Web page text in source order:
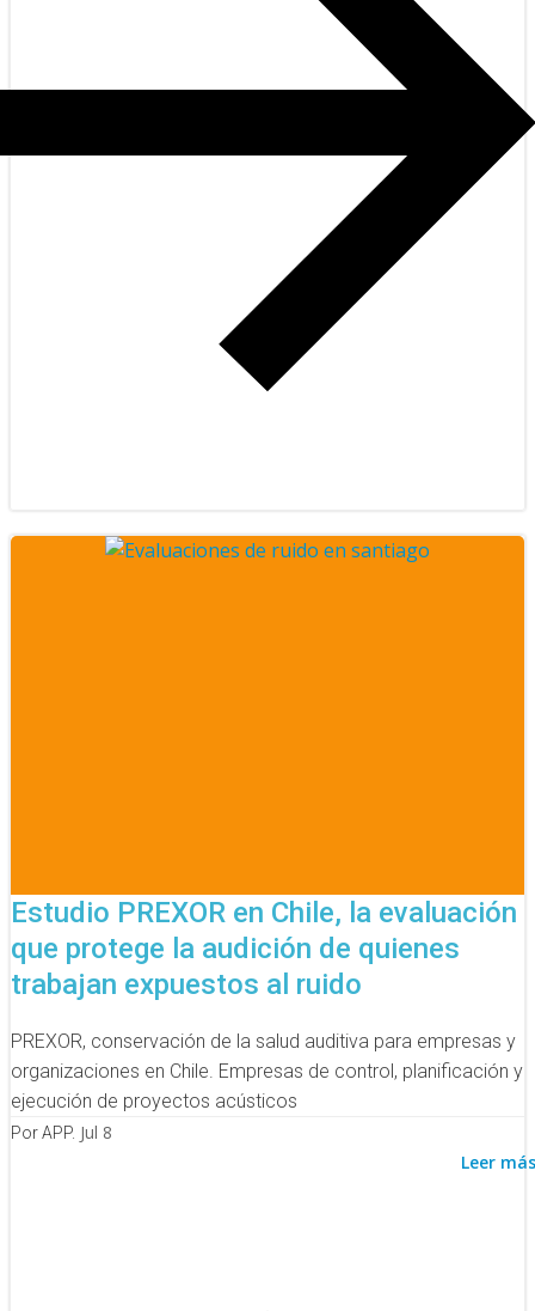
Estudio PREXOR en Chile, la evaluación
que protege la audición de quienes
trabajan expuestos al ruido
PREXOR, conservación de la salud auditiva para empresas y
organizaciones en Chile. Empresas de control, planificación y
ejecución de proyectos acústicos
Por APP. Jul 8
Leer más